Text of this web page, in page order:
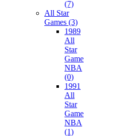
(7)
All Star
Games (3)
1989
All
Star
Game
NBA
(0)
1991
All
Star
Game
NBA
(1)